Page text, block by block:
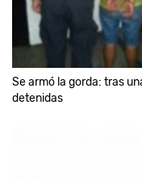
Se armó la gorda: tras
detenidas